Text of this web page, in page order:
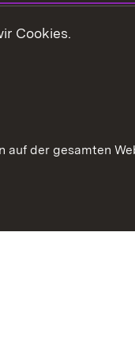
Cookies.
auf der gesamten